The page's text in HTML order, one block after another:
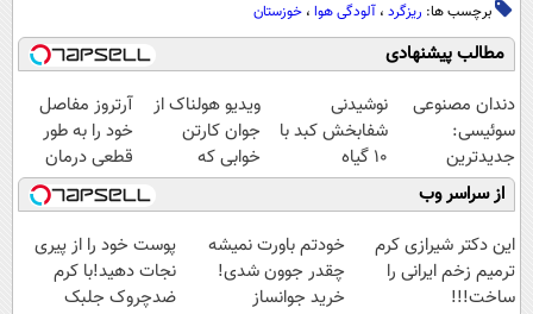
برچسب ها: ریزگرد ، آلودگی هوا ، خوزستان
مطالب پیشنهادی
دندان مصنوعی
سوئیسی:
جدیدترین
فناوری اروپا،
سبک و مقاوم |
پرداخت قسطی
نوشیدنی
شفابخش کبد با
10 گیاه
موثر(تخفیف تا
امشب)
ویدیو هولناک از
جوان کارتن
خوابی که
میلیاردر شد.
آموزش رایگان
آرتروز مفاصل
خود را به طور
قطعی درمان
کنید!
◗پرسش‌نامه◖
از سراسر وب
این دکتر شیرازی کرم
ترمیم زخم ایرانی را
ساخت!!!
خودتم باورت نمیشه
چقدر جوون شدی!
خرید جوانساز
پوست خود را از پیری
نجات دهید!با کرم
ضدچروک جلبک